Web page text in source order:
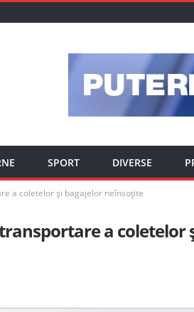
SPORT DIVERSE
a coletelor și bagajelor neînsoțite
a coletelor